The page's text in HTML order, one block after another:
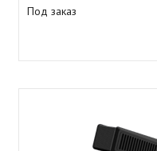
Под заказ